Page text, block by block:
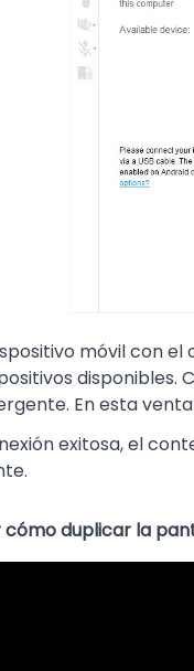
móvil con el
disponibles.
En esta
exitosa, el
duplicar la